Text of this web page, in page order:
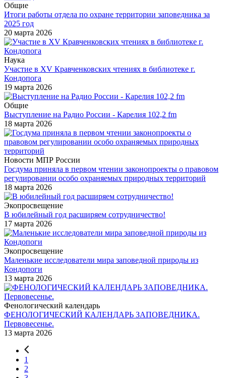
Общие
Итоги работы отдела по охране территории заповедника за
2025 год
20 марта 2026
Наука
Участие в XV Кравченковских чтениях в библиотеке г.
Кондопога
19 марта 2026
Общие
Выступление на Радио России - Карелия 102,2 fm
18 марта 2026
Новости МПР России
Госдума приняла в первом чтении законопроекты о правовом
регулировании особо охраняемых природных территорий
18 марта 2026
Экопросвещение
В юбилейный год расширяем сотрудничество!
17 марта 2026
Экопросвещение
Маленькие исследователи мира заповедной природы из
Кондопоги
13 марта 2026
Фенологический календарь
ФЕНОЛОГИЧЕСКИЙ КАЛЕНДАРЬ ЗАПОВЕДНИКА.
Первовесенье.
13 марта 2026
1
2